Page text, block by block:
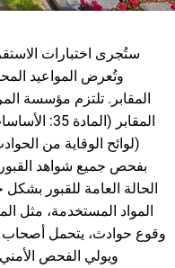
وتُعرض المواعيد
المقابر. تلتزم مؤسسة
المقابر
(لوائح الوقاية من
بفحص جميع شواهد القبور
الحالة العامة للقبور
المواد المستخدمة، مثل
وقوع حوادث، يتحمل أصحاب
ويولي الفحص